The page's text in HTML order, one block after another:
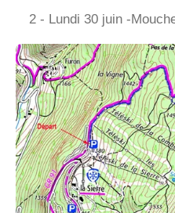
2 - Lundi 30 juin -